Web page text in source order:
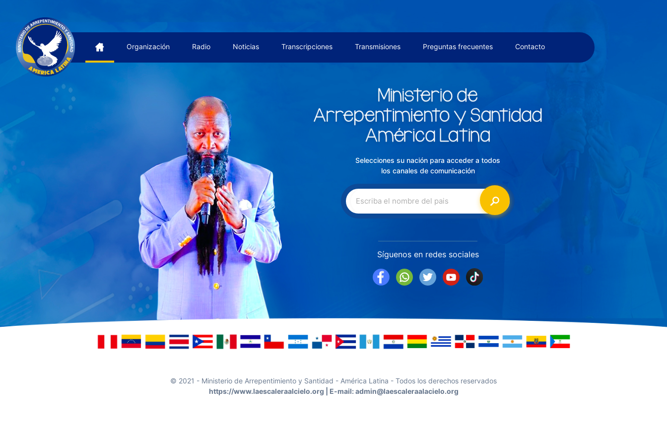
Organización Radio Noticias Transcripciones Transmisiones Preguntas frecuentes Contacto
Selecciones su nación para acceder a todos
los canales de comunicación
Síguenos en redes sociales
© 2021 - Ministerio de Arrepentimiento y Santidad - América Latina - Todos los derechos reservados
https://www.laescaleraalcielo.org | E-mail: admin@laescaleraalacielo.org